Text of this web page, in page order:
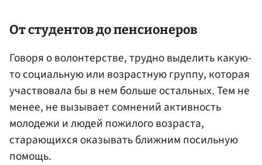
От студентов до пенсионеров
Говоря о волонтерстве, трудно выделить какую-
то социальную или возрастную группу, которая
участвовала бы в нем больше остальных. Тем не
менее, не вызывает сомнений активность
молодежи и людей пожилого возраста,
старающихся оказывать ближним посильную
помощь.